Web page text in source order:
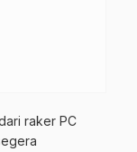
raker PC